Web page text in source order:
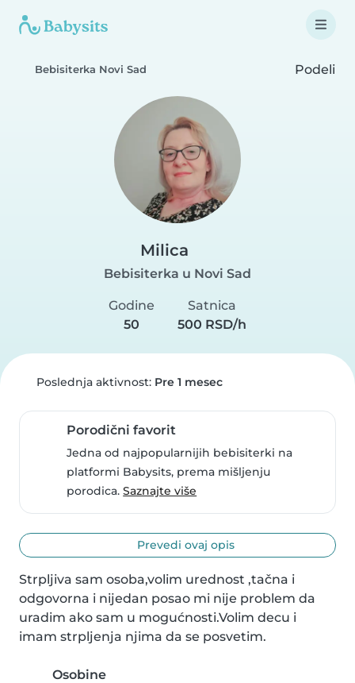
Bebisiterka Novi Sad Podeli
Milica
Bebisiterka u Novi Sad
Godine
50
Satnica
500 RSD/h
Poslednja aktivnost: Pre 1 mesec
Porodični favorit
Jedna od najpopularnijih bebisiterki na
platformi Babysits, prema mišljenju
porodica.Saznajte više
Prevedi ovaj opis
Strpljiva sam osoba,volim urednost ,tačna i
odgovorna i nijedan posao mi nije problem da
uradim ako sam u mogućnosti.Volim decu i
imam strpljenja njima da se posvetim.
Osobine